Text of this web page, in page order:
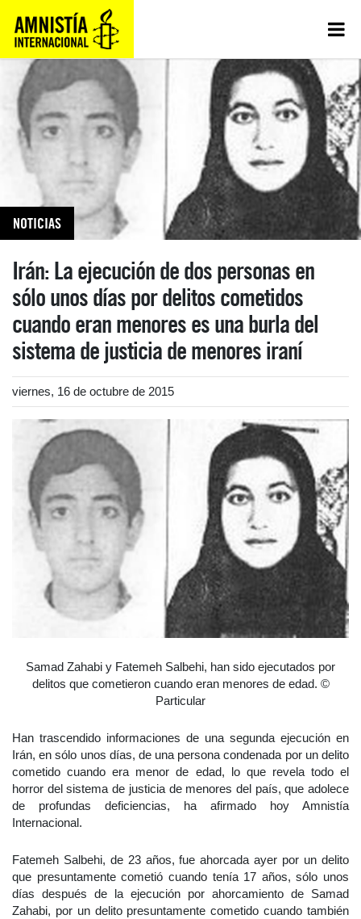
NOTICIAS
Irán: La ejecución de dos personas en
sólo unos días por delitos cometidos
cuando eran menores es una burla del
sistema de justicia de menores iraní
viernes, 16 de octubre de 2015
Samad Zahabi y Fatemeh Salbehi, han sido ejecutados por
delitos que cometieron cuando eran menores de edad. ©
Particular
Han trascendido informaciones de una segunda ejecución en
Irán, en sólo unos días, de una persona condenada por un delito
cometido cuando era menor de edad, lo que revela todo el
horror del sistema de justicia de menores del país, que adolece
de profundas deficiencias, ha afirmado hoy Amnistía
Internacional.
Fatemeh Salbehi, de 23 años, fue ahorcada ayer por un delito
que presuntamente cometió cuando tenía 17 años, sólo unos
días después de la ejecución por ahorcamiento de Samad
Zahabi, por un delito presuntamente cometido cuando también